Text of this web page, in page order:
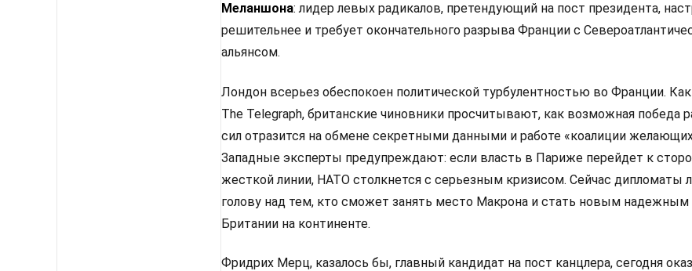
Меланшона: лидер левых радикалов, претендующий на пост президента,
решительнее и требует окончательного разрыва Франции с
альянсом.
Лондон всерьез обеспокоен политической турбулентностью во Франции.
The Telegraph, британские чиновники просчитывают, как возможная победа
сил отразится на обмене секретными данными и работе «коалиции
Западные эксперты предупреждают: если власть в Париже перейдет к
жесткой линии, НАТО столкнется с серьезным кризисом. Сейчас дипломаты
голову над тем, кто сможет занять место Макрона и стать новым надежным
Британии на континенте.
Фридрих Мерц, казалось бы, главный кандидат на пост канцлера, сегодня